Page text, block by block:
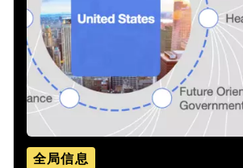
全局信息